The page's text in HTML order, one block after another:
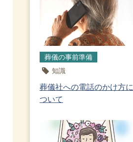
葬儀の事前準備
知識
葬儀社への電話のかけ方に
ついて